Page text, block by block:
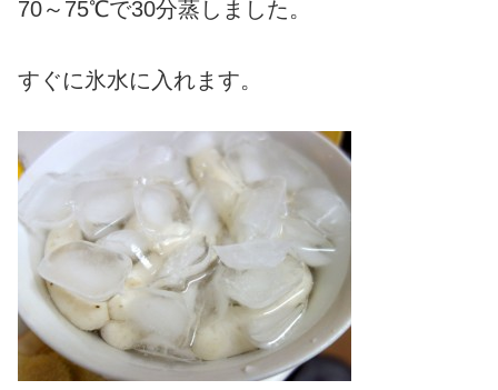
70～75℃で30分蒸しました。
すぐに氷水に入れます。